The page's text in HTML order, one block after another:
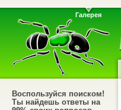
Галерея
Воспользуйся поиском!
Ты найдешь ответы на